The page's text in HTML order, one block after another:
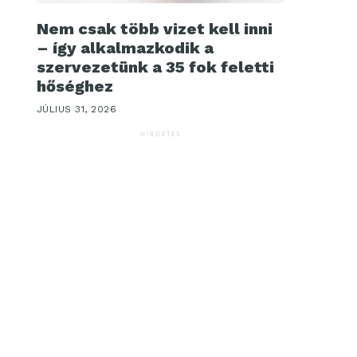
Nem csak több vizet kell inni
– így alkalmazkodik a
szervezetünk a 35 fok feletti
hőséghez
JÚLIUS 31, 2026
HIRDETÉS